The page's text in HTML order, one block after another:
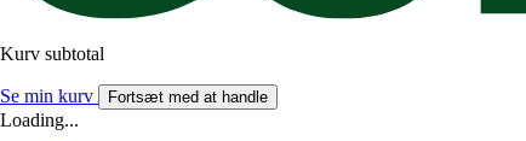
Kurv subtotal
Se min kurv Fortsæt med at handle
Loading...